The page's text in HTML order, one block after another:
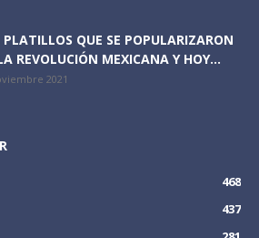
PLATILLOS QUE SE POPULARIZARON
REVOLUCIÓN MEXICANA Y HOY...
2021
468
437